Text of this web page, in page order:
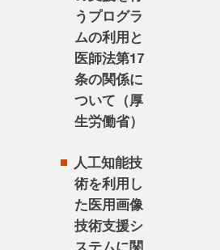
うプログラ
ムの利用と
医師法第17
条の関係に
ついて（厚
生労働省）
人工知能技
術を利用し
た医用画像
技術支援シ